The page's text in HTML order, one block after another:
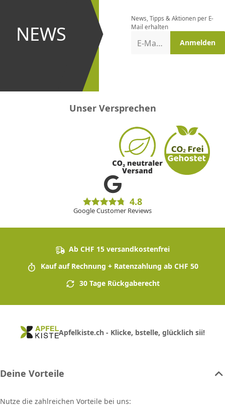
NEWS
und bei
Aktionen
News, Tipps & Aktionen per E-
Mail erhalten
E-Mail-Adresse Anmelden
Unser Versprechen
4.8
Google Customer Reviews
Ab CHF 15 versandkostenfrei
Kauf auf Rechnung + Ratenzahlung ab CHF 50
30 Tage Rückgaberecht
Apfelkiste.ch - Klicke, bstelle, glücklich sii!
Deine Vorteile
Nutze die zahlreichen Vorteile bei uns: